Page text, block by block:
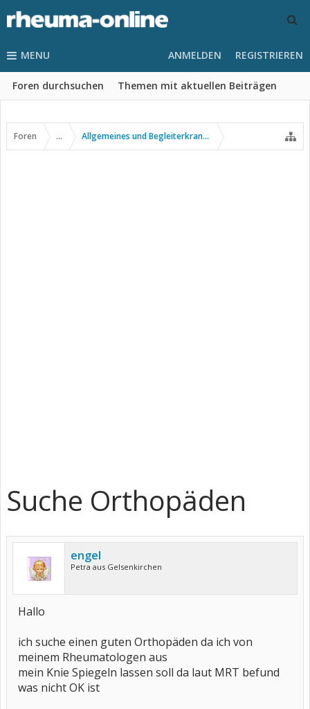
MENU
Foren durchsuchen Themen mit aktuellen Beiträgen
ANMELDEN REGISTRIEREN
Foren ... Allgemeines und Begleiterkrankungen
Suche Orthopäden
engel
Petra aus Gelsenkirchen
Hallo
ich suche einen guten Orthopäden da ich von
meinem Rheumatologen aus
mein Knie Spiegeln lassen soll da laut MRT befund
was nicht OK ist